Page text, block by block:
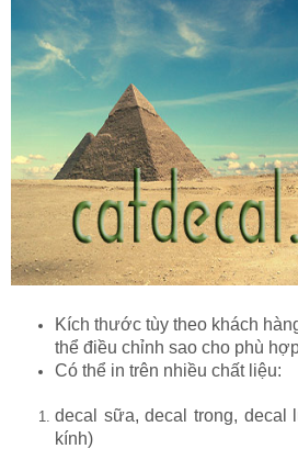
Kích thước tùy theo khách
thể điều chỉnh sao cho phù
Có thể in trên nhiều chất liệu:
decal sữa, decal trong, decal
kính)